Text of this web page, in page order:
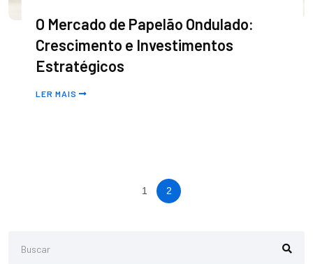
O Mercado de Papelão Ondulado:
Crescimento e Investimentos
Estratégicos
LER MAIS
1 2